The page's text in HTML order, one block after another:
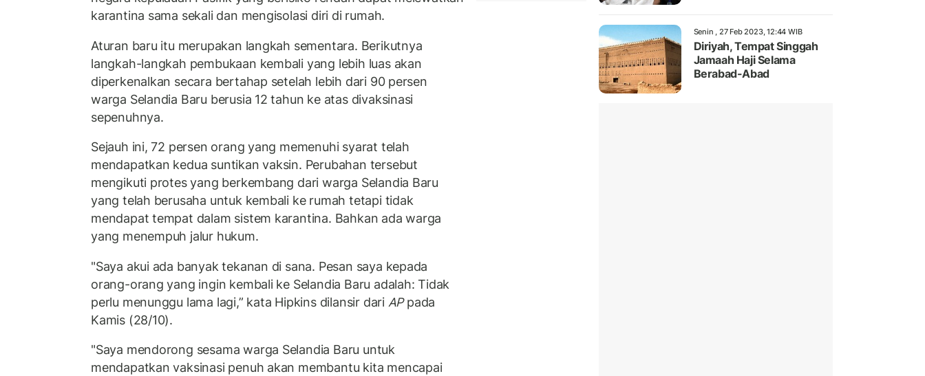
karantina sama sekali dan mengisolasi diri di rumah.
Aturan baru itu merupakan langkah sementara. Berikutnya
langkah-langkah pembukaan kembali yang lebih luas akan
diperkenalkan secara bertahap setelah lebih dari 90 persen
warga Selandia Baru berusia 12 tahun ke atas divaksinasi
sepenuhnya.
Sejauh ini, 72 persen orang yang memenuhi syarat telah
mendapatkan kedua suntikan vaksin. Perubahan tersebut
mengikuti protes yang berkembang dari warga Selandia Baru
yang telah berusaha untuk kembali ke rumah tetapi tidak
mendapat tempat dalam sistem karantina. Bahkan ada warga
yang menempuh jalur hukum.
"Saya akui ada banyak tekanan di sana. Pesan saya kepada
orang-orang yang ingin kembali ke Selandia Baru adalah: Tidak
perlu menunggu lama lagi,” kata Hipkins dilansir dari APpada
Kamis (28/10).
"Saya mendorong sesama warga Selandia Baru untuk
mendapatkan vaksinasi penuh akan membantu kita mencapai
Senin , 27 Feb 2023, 12:44 WIB
Diriyah, Tempat Singgah
Jamaah Haji Selama
Berabad-Abad